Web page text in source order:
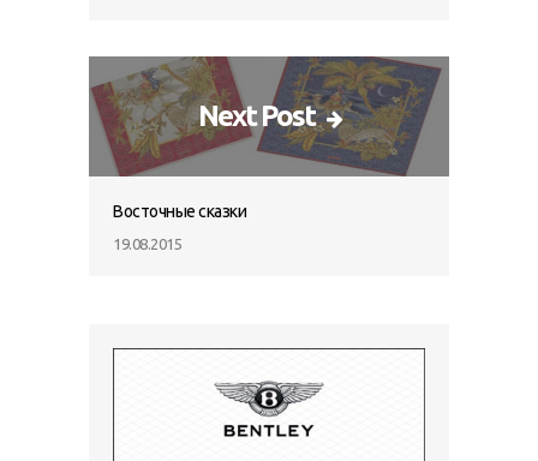
Next Post
Восточные сказки
19.08.2015